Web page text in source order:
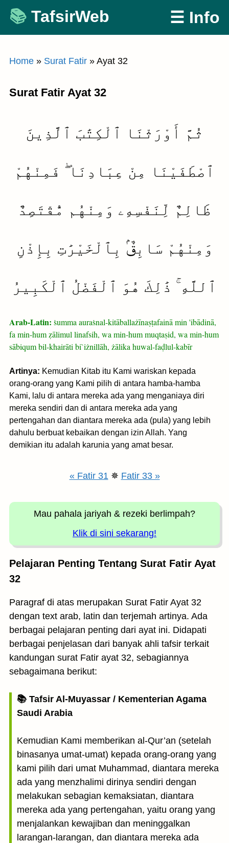
Skip
content
TafsirWeb ☰ Info
Home » Surat Fatir » Ayat 32
Surat Fatir Ayat 32
ثُمَّ أَوْرَثْنَا ٱلْكِتَٰبَ ٱلَّذِينَ
ٱصْطَفَيْنَا مِنْ عِبَادِنَا ۖ فَمِنْهُمْ
ظَالِمٌ لِّنَفْسِهِۦ وَمِنْهُم مُّقْتَصِدٌ
وَمِنْهُمْ سَابِقٌۢ بِٱلْخَيْرَٰتِ بِإِذْنِ
ٱللَّهِ ۚ ذَٰلِكَ هُوَ ٱلْفَضْلُ ٱلْكَبِيرُ
Arab-Latin: ṡumma auraṡnal-kitāballażīnaṣṭafainā min 'ibādinā,
fa min-hum ẓālimul linafsih, wa min-hum muqtaṣid, wa min-hum
sābiqum bil-khairāti bi`iżnillāh, żālika huwal-faḍlul-kabīr
Artinya: Kemudian Kitab itu Kami wariskan kepada
orang-orang yang Kami pilih di antara hamba-hamba
Kami, lalu di antara mereka ada yang menganiaya diri
mereka sendiri dan di antara mereka ada yang
pertengahan dan diantara mereka ada (pula) yang lebih
dahulu berbuat kebaikan dengan izin Allah. Yang
demikian itu adalah karunia yang amat besar.
« Fatir 31✵ Fatir 33 »
Mau pahala jariyah & rezeki berlimpah?
Klik di sini sekarang!
Pelajaran Penting Tentang Surat Fatir Ayat
32
Paragraf di atas merupakan Surat Fatir Ayat 32
dengan text arab, latin dan terjemah artinya. Ada
berbagai pelajaran penting dari ayat ini. Didapati
berbagai penjelasan dari banyak ahli tafsir terkait
kandungan surat Fatir ayat 32, sebagiannya
sebagaimana berikut:
📚 Tafsir Al-Muyassar / Kementerian Agama
Saudi Arabia
Kemudian Kami memberikan al-Qur’an (setelah
binasanya umat-umat) kepada orang-orang yang
kami pilih dari umat Muhammad, diantara mereka
ada yang menzhalimi dirinya sendiri dengan
melakukan sebagian kemaksiatan, diantara
mereka ada yang pertengahan, yaitu orang yang
menjalankan kewajiban dan meninggalkan
larangan-larangan, dan diantara mereka ada